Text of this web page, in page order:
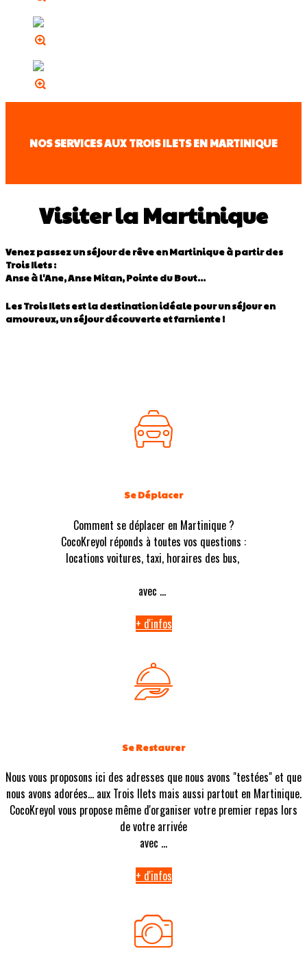
NOS SERVICES AUX TROIS ILETS EN MARTINIQUE
Visiter la Martinique
Venez passez un séjour de rêve en Martinique à partir des
Trois Ilets :
Anse à l'Ane, Anse Mitan, Pointe du Bout...
Les Trois Ilets est la destination idéale pour un séjour en
amoureux, un séjour découverte et farniente !
Se Déplacer
Comment se déplacer en Martinique ?
CocoKreyol réponds à toutes vos questions :
locations voitures, taxi, horaires des bus,
avec ...
+ d'infos
Se Restaurer
Nous vous proposons ici des adresses que nous avons "testées" et que
nous avons adorées... aux Trois Ilets mais aussi partout en Martinique.
CocoKreyol vous propose même d'organiser votre premier repas lors
de votre arrivée
avec ...
+ d'infos